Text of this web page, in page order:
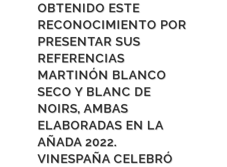
OBTENIDO ESTE
RECONOCIMIENTO POR
PRESENTAR SUS
REFERENCIAS
MARTINÓN BLANCO
SECO Y BLANC DE
NOIRS, AMBAS
ELABORADAS EN LA
AÑADA 2022.
VINESPAÑA CELEBRÓ